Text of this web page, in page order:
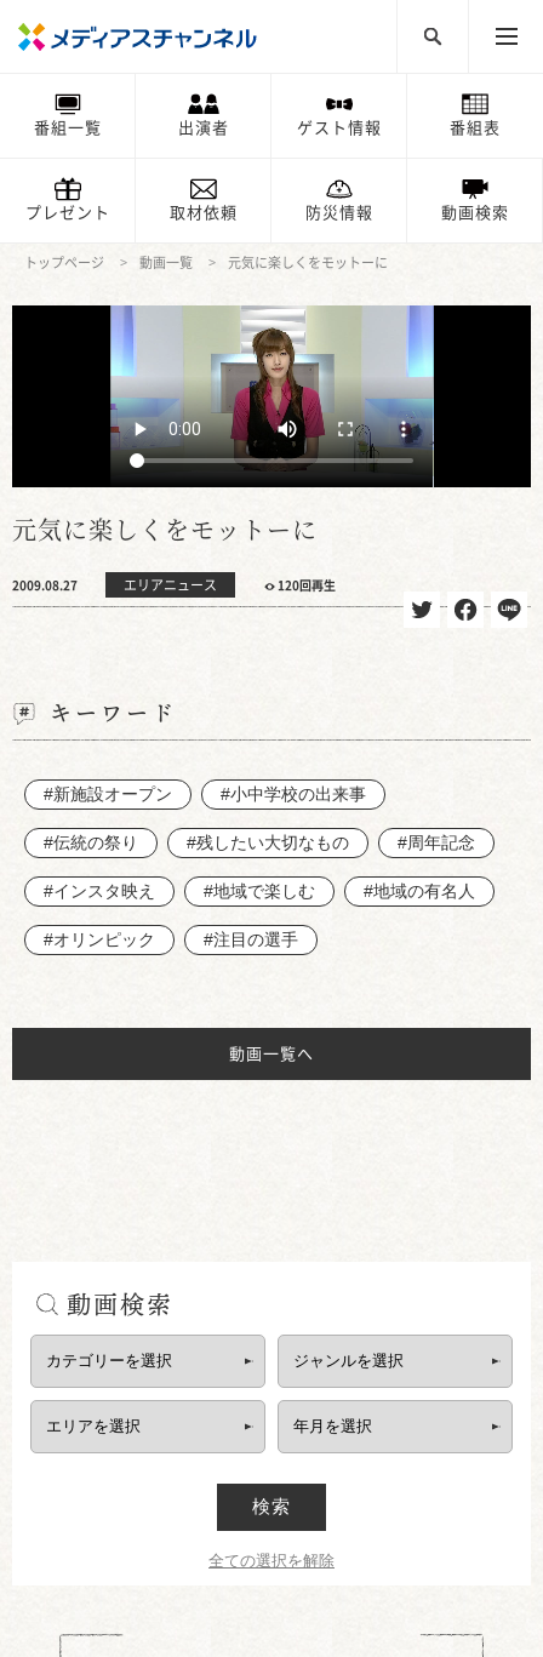
番組一覧 出演者 ゲスト情報 番組表
プレゼント 取材依頼 防災情報 動画検索
トップページ 動画一覧 元気に楽しくをモットーに
元気に楽しくをモットーに
2009.08.27 エリアニュース 120回再生
キーワード
#新施設オープン #小中学校の出来事
#伝統の祭り #残したい大切なもの #周年記念
#インスタ映え #地域で楽しむ #地域の有名人
#オリンピック #注目の選手
動画一覧へ
動画検索
検索
全ての選択を解除